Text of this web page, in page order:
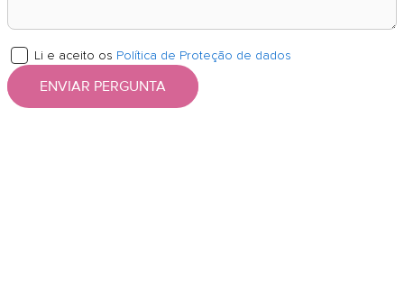
Li e aceito os Política de Proteção de dados
ENVIAR PERGUNTA